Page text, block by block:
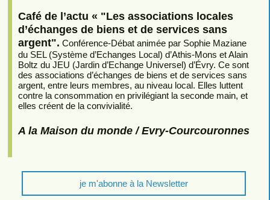
Café de l’actu « "Les associations locales
d’échanges de biens et de services sans
argent". Conférence-Débat animée par Sophie Maziane
du SEL (Système d’Echanges Local) d’Athis-Mons et Alain
Boltz du JEU (Jardin d’Echange Universel) d’Évry. Ce sont
des associations d’échanges de biens et de services sans
argent, entre leurs membres, au niveau local. Elles luttent
contre la consommation en privilégiant la seconde main, et
elles créent de la convivialité.
A la Maison du monde / Evry-Courcouronnes
je m'abonne à la Newsletter